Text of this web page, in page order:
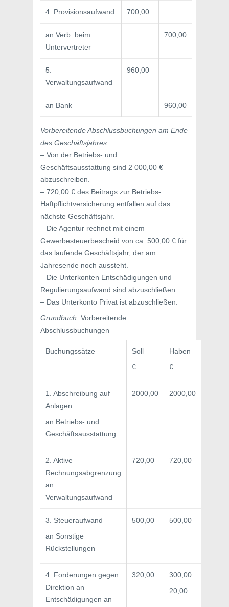
4. Provisionsaufwand 700,00
an Verb. beim
Untervertreter
700,00
5.
Verwaltungsaufwand
960,00
an Bank 960,00
Vorbereitende Abschlussbuchungen am Ende
des Geschäftsjahres
– Von der Betriebs- und
Geschäftsausstattung sind 2 000,00 €
abzuschreiben.
– 720,00 € des Beitrags zur Betriebs-
Haftpflichtversicherung entfallen auf das
nächste Geschäftsjahr.
– Die Agentur rechnet mit einem
Gewerbesteuerbescheid von ca. 500,00 € für
das laufende Geschäftsjahr, der am
Jahresende noch aussteht.
– Die Unterkonten Entschädigungen und
Regulierungsaufwand sind abzuschließen.
– Das Unterkonto Privat ist abzuschließen.
Grundbuch: Vorbereitende
Abschlussbuchungen
Buchungssätze
Soll
€
Haben
€
1. Abschreibung auf
Anlagen
an Betriebs- und
Geschäftsausstattung
2000,00 2000,00
2. Aktive
Rechnungsabgrenzung
an
Verwaltungsaufwand
720,00 720,00
3. Steueraufwand
an Sonstige
Rückstellungen
500,00 500,00
4. Forderungen gegen
Direktion an
Entschädigungen an
320,00
300,00
20,00